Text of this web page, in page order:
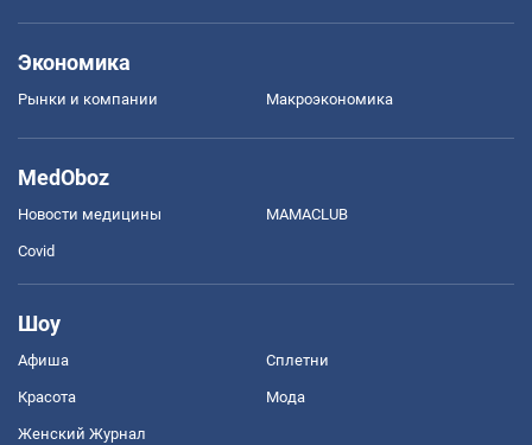
Экономика
Рынки и компании Mакроэкономика
MedOboz
Новости медицины MAMACLUB
Covid
Шоу
Афиша Сплетни
Красота Мода
Женский Журнал